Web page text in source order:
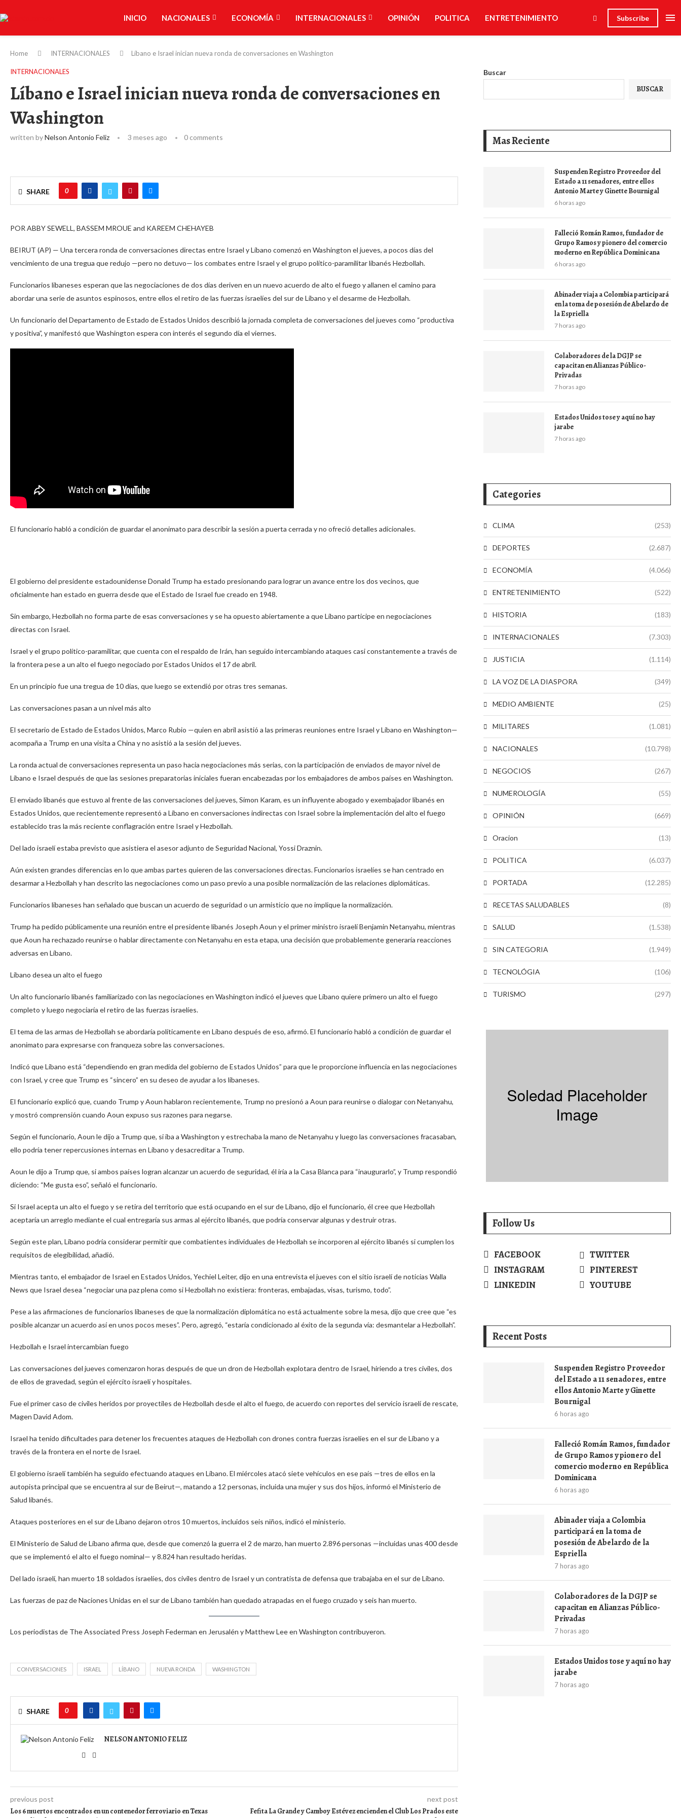
INICIO NACIONALES ECONOMÍA INTERNACIONALES OPINIÓN POLITICA ENTRETENIMIENTO Subscribe
Home INTERNACIONALES Líbano e Israel inician nueva ronda de conversaciones en Washington
INTERNACIONALES
Líbano e Israel inician nueva ronda de conversaciones en
Washington
written byNelson Antonio Feliz 3 meses ago 0 comments
SHARE 0
POR ABBY SEWELL, BASSEM MROUE and KAREEM CHEHAYEB
BEIRUT (AP) — Una tercera ronda de conversaciones directas entre Israel y Líbano comenzó en Washington el jueves, a pocos días del
vencimiento de una tregua que redujo —pero no detuvo— los combates entre Israel y el grupo político-paramilitar libanés Hezbollah.
Funcionarios libaneses esperan que las negociaciones de dos días deriven en un nuevo acuerdo de alto el fuego y allanen el camino para
abordar una serie de asuntos espinosos, entre ellos el retiro de las fuerzas israelíes del sur de Líbano y el desarme de Hezbollah.
Un funcionario del Departamento de Estado de Estados Unidos describió la jornada completa de conversaciones del jueves como “productiva
y positiva”, y manifestó que Washington espera con interés el segundo día el viernes.
El funcionario habló a condición de guardar el anonimato para describir la sesión a puerta cerrada y no ofreció detalles adicionales.
El gobierno del presidente estadounidense Donald Trump ha estado presionando para lograr un avance entre los dos vecinos, que
oficialmente han estado en guerra desde que el Estado de Israel fue creado en 1948.
Sin embargo, Hezbollah no forma parte de esas conversaciones y se ha opuesto abiertamente a que Líbano participe en negociaciones
directas con Israel.
Israel y el grupo político-paramilitar, que cuenta con el respaldo de Irán, han seguido intercambiando ataques casi constantemente a través de
la frontera pese a un alto el fuego negociado por Estados Unidos el 17 de abril.
En un principio fue una tregua de 10 días, que luego se extendió por otras tres semanas.
Las conversaciones pasan a un nivel más alto
El secretario de Estado de Estados Unidos, Marco Rubio —quien en abril asistió a las primeras reuniones entre Israel y Líbano en Washington—
acompaña a Trump en una visita a China y no asistió a la sesión del jueves.
La ronda actual de conversaciones representa un paso hacia negociaciones más serias, con la participación de enviados de mayor nivel de
Líbano e Israel después de que las sesiones preparatorias iniciales fueran encabezadas por los embajadores de ambos países en Washington.
El enviado libanés que estuvo al frente de las conversaciones del jueves, Simon Karam, es un influyente abogado y exembajador libanés en
Estados Unidos, que recientemente representó a Líbano en conversaciones indirectas con Israel sobre la implementación del alto el fuego
establecido tras la más reciente conflagración entre Israel y Hezbollah.
Del lado israelí estaba previsto que asistiera el asesor adjunto de Seguridad Nacional, Yossi Draznin.
Aún existen grandes diferencias en lo que ambas partes quieren de las conversaciones directas. Funcionarios israelíes se han centrado en
desarmar a Hezbollah y han descrito las negociaciones como un paso previo a una posible normalización de las relaciones diplomáticas.
Funcionarios libaneses han señalado que buscan un acuerdo de seguridad o un armisticio que no implique la normalización.
Trump ha pedido públicamente una reunión entre el presidente libanés Joseph Aoun y el primer ministro israelí Benjamin Netanyahu, mientras
que Aoun ha rechazado reunirse o hablar directamente con Netanyahu en esta etapa, una decisión que probablemente generaría reacciones
adversas en Líbano.
Líbano desea un alto el fuego
Un alto funcionario libanés familiarizado con las negociaciones en Washington indicó el jueves que Líbano quiere primero un alto el fuego
completo y luego negociaría el retiro de las fuerzas israelíes.
El tema de las armas de Hezbollah se abordaría políticamente en Líbano después de eso, afirmó. El funcionario habló a condición de guardar el
anonimato para expresarse con franqueza sobre las conversaciones.
Indicó que Líbano está “dependiendo en gran medida del gobierno de Estados Unidos” para que le proporcione influencia en las negociaciones
con Israel, y cree que Trump es “sincero” en su deseo de ayudar a los libaneses.
El funcionario explicó que, cuando Trump y Aoun hablaron recientemente, Trump no presionó a Aoun para reunirse o dialogar con Netanyahu,
y mostró comprensión cuando Aoun expuso sus razones para negarse.
Según el funcionario, Aoun le dijo a Trump que, si iba a Washington y estrechaba la mano de Netanyahu y luego las conversaciones fracasaban,
ello podría tener repercusiones internas en Líbano y desacreditar a Trump.
Aoun le dijo a Trump que, si ambos países logran alcanzar un acuerdo de seguridad, él iría a la Casa Blanca para “inaugurarlo”, y Trump respondió
diciendo: “Me gusta eso”, señaló el funcionario.
Si Israel acepta un alto el fuego y se retira del territorio que está ocupando en el sur de Líbano, dijo el funcionario, él cree que Hezbollah
aceptaría un arreglo mediante el cual entregaría sus armas al ejército libanés, que podría conservar algunas y destruir otras.
Según este plan, Líbano podría considerar permitir que combatientes individuales de Hezbollah se incorporen al ejército libanés si cumplen los
requisitos de elegibilidad, añadió.
Mientras tanto, el embajador de Israel en Estados Unidos, Yechiel Leiter, dijo en una entrevista el jueves con el sitio israelí de noticias Walla
News que Israel desea “negociar una paz plena como si Hezbollah no existiera: fronteras, embajadas, visas, turismo, todo”.
Pese a las afirmaciones de funcionarios libaneses de que la normalización diplomática no está actualmente sobre la mesa, dijo que cree que “es
posible alcanzar un acuerdo así en unos pocos meses”. Pero, agregó, “estaría condicionado al éxito de la segunda vía: desmantelar a Hezbollah”.
Hezbollah e Israel intercambian fuego
Las conversaciones del jueves comenzaron horas después de que un dron de Hezbollah explotara dentro de Israel, hiriendo a tres civiles, dos
de ellos de gravedad, según el ejército israelí y hospitales.
Fue el primer caso de civiles heridos por proyectiles de Hezbollah desde el alto el fuego, de acuerdo con reportes del servicio israelí de rescate,
Magen David Adom.
Israel ha tenido dificultades para detener los frecuentes ataques de Hezbollah con drones contra fuerzas israelíes en el sur de Líbano y a
través de la frontera en el norte de Israel.
El gobierno israelí también ha seguido efectuando ataques en Líbano. El miércoles atacó siete vehículos en ese país —tres de ellos en la
autopista principal que se encuentra al sur de Beirut—, matando a 12 personas, incluida una mujer y sus dos hijos, informó el Ministerio de
Salud libanés.
Ataques posteriores en el sur de Líbano dejaron otros 10 muertos, incluidos seis niños, indicó el ministerio.
El Ministerio de Salud de Líbano afirma que, desde que comenzó la guerra el 2 de marzo, han muerto 2.896 personas —incluidas unas 400 desde
que se implementó el alto el fuego nominal— y 8.824 han resultado heridas.
Del lado israelí, han muerto 18 soldados israelíes, dos civiles dentro de Israel y un contratista de defensa que trabajaba en el sur de Líbano.
Las fuerzas de paz de Naciones Unidas en el sur de Líbano también han quedado atrapadas en el fuego cruzado y seis han muerto.
Los periodistas de The Associated Press Joseph Federman en Jerusalén y Matthew Lee en Washington contribuyeron.
CONVERSACIONES ISRAEL LÍBANO NUEVA RONDA WASHINGTON
SHARE 0
NELSON ANTONIO FELIZ
previous post
Los 6 muertos encontrados en un contenedor ferroviario en Texas
next post
Fefita La Grande y Camboy Estévez encienden el Club Los Prados este
Buscar
BUSCAR
Mas Reciente
Suspenden Registro Proveedor del
Estado a 11 senadores, entre ellos
Antonio Marte y Ginette Bournigal
6 horas ago
Falleció Román Ramos, fundador de
Grupo Ramos y pionero del comercio
moderno en República Dominicana
6 horas ago
Abinader viaja a Colombia participará
en la toma de posesión de Abelardo de
la Espriella
7 horas ago
Colaboradores de la DGJP se
capacitan en Alianzas Público-
Privadas
7 horas ago
Estados Unidos tose y aquí no hay
jarabe
7 horas ago
Categories
CLIMA (253)
DEPORTES (2.687)
ECONOMÍA (4.066)
ENTRETENIMIENTO (522)
HISTORIA (183)
INTERNACIONALES (7.303)
JUSTICIA (1.114)
LA VOZ DE LA DIASPORA (349)
MEDIO AMBIENTE (25)
MILITARES (1.081)
NACIONALES (10.798)
NEGOCIOS (267)
NUMEROLOGÍA (55)
OPINIÓN (669)
Oracion (13)
POLITICA (6.037)
PORTADA (12.285)
RECETAS SALUDABLES (8)
SALUD (1.538)
SIN CATEGORIA (1.949)
TECNOLÓGIA (106)
TURISMO (297)
Follow Us
FACEBOOK
TWITTER
INSTAGRAM
PINTEREST
LINKEDIN
YOUTUBE
Recent Posts
Suspenden Registro Proveedor
del Estado a 11 senadores, entre
ellos Antonio Marte y Ginette
Bournigal
6 horas ago
Falleció Román Ramos, fundador
de Grupo Ramos y pionero del
comercio moderno en República
Dominicana
6 horas ago
Abinader viaja a Colombia
participará en la toma de
posesión de Abelardo de la
Espriella
7 horas ago
Colaboradores de la DGJP se
capacitan en Alianzas Público-
Privadas
7 horas ago
Estados Unidos tose y aquí no hay
jarabe
7 horas ago